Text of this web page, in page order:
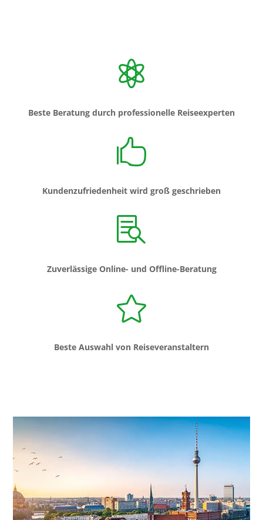

Beste Beratung durch professionelle Reiseexperten

Kundenzufriedenheit wird groß geschrieben

Zuverlässige Online- und Offline-Beratung

Beste Auswahl von Reiseveranstaltern